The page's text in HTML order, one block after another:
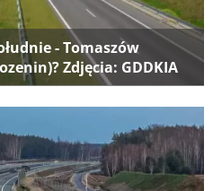
- Tomaszów
Zdjęcia: GDDKIA